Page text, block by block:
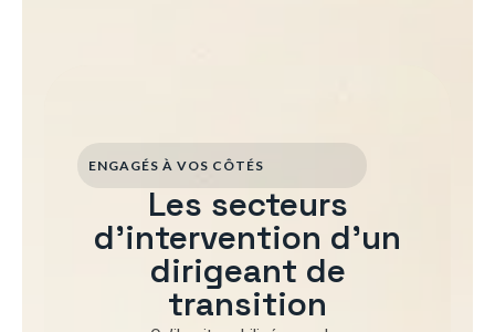
ENGAGÉS À VOS CÔTÉS
Les secteurs
d'intervention d'un
dirigeant de
transition